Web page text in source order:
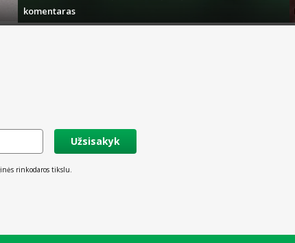
komentaras
Užsisakyk
rinkodaros tikslu.